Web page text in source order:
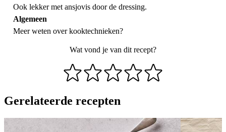
Ook lekker met ansjovis door de dressing.
Algemeen
Meer weten overkooktechnieken?
Wat vond je van dit recept?
Gerelateerde recepten